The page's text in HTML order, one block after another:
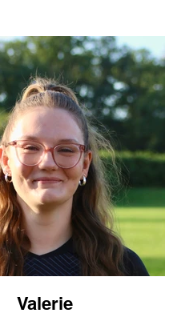
Valerie